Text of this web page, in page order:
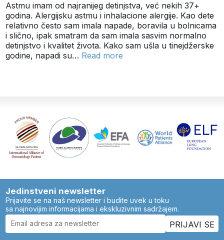
Astmu imam od najranijeg detinjstva, već nekih 37+
godina. Alergijsku astmu i inhalacione alergije. Kao dete
relativno često sam imala napade, boravila u bolnicama
i slično, ipak smatram da sam imala sasvim normalno
detinjstvo i kvalitet života. Kako sam ušla u tinejdžerske
godine, napadi su… Read more
Jedinstveni newsletter
Prijavite se na naš newsletter i budite uvek u toku
sa najnovijim informacijama i ekskluzivnim sadržajem.